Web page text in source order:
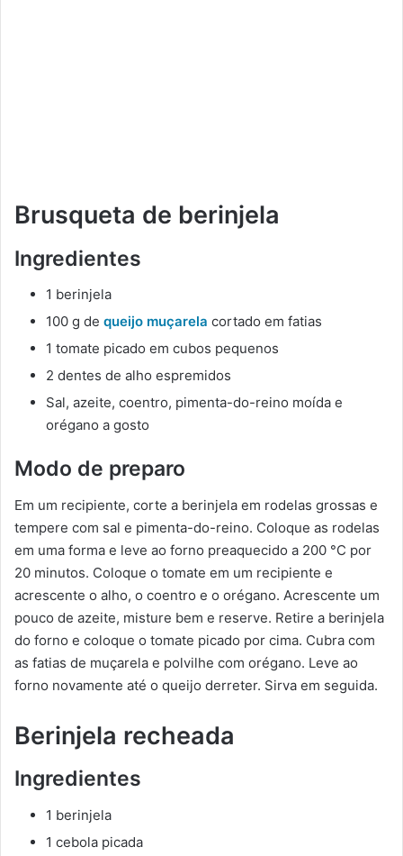
Brusqueta de berinjela
Ingredientes
1 berinjela
100 g de queijo muçarela cortado em fatias
1 tomate picado em cubos pequenos
2 dentes de alho espremidos
Sal, azeite, coentro, pimenta-do-reino moída e
orégano a gosto
Modo de preparo
Em um recipiente, corte a berinjela em rodelas grossas e
tempere com sal e pimenta-do-reino. Coloque as rodelas
em uma forma e leve ao forno preaquecido a 200 °C por
20 minutos. Coloque o tomate em um recipiente e
acrescente o alho, o coentro e o orégano. Acrescente um
pouco de azeite, misture bem e reserve. Retire a berinjela
do forno e coloque o tomate picado por cima. Cubra com
as fatias de muçarela e polvilhe com orégano. Leve ao
forno novamente até o queijo derreter. Sirva em seguida.
Berinjela recheada
Ingredientes
1 berinjela
1 cebola picada